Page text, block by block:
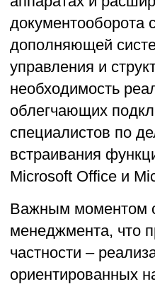
документооборота
дополняющей
управления и
необходимость
облегчающих
специалистов по
встраивания
Microsoft Office и
Важным моментом
менеджмента, что
частности –
ориентированных